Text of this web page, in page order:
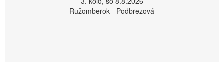
Ružomberok - Podbrezová